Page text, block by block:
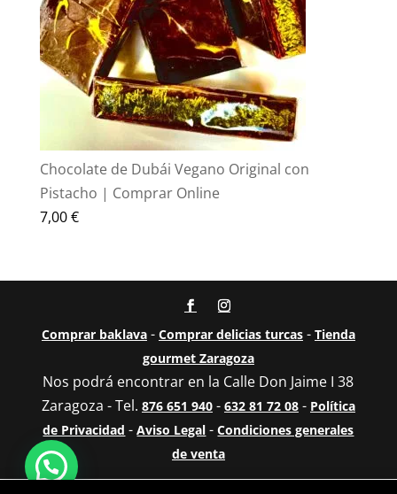
Chocolate de Dubái Vegano Original con
Pistacho | Comprar Online
7,00€
Comprar baklava- Comprar delicias turcas- Tienda
gourmet Zaragoza
Nos podrá encontrar en la Calle Don Jaime I 38
Zaragoza - Tel. 876 651 940- 632 81 72 08- Política
de Privacidad -Aviso Legal -Condiciones generales
de venta